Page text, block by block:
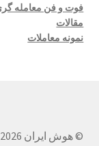
فوت و فن معامله
مقالات
نمونه معاملات
© هوش ایران 2026